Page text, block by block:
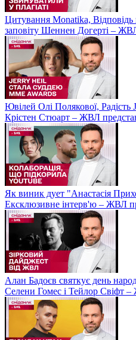
Цитування Monatikа,
заповіту Шеннен Догерті –
Ювілей Олі Полякової, Радість
Крістен Стюарт – ЖВЛ
Як виник дует "Анастасія
Ексклюзивне інтерв'ю – ЖВЛ
Алан Бадоєв святкує день
Селени Гомес і Тейлор Свіфт